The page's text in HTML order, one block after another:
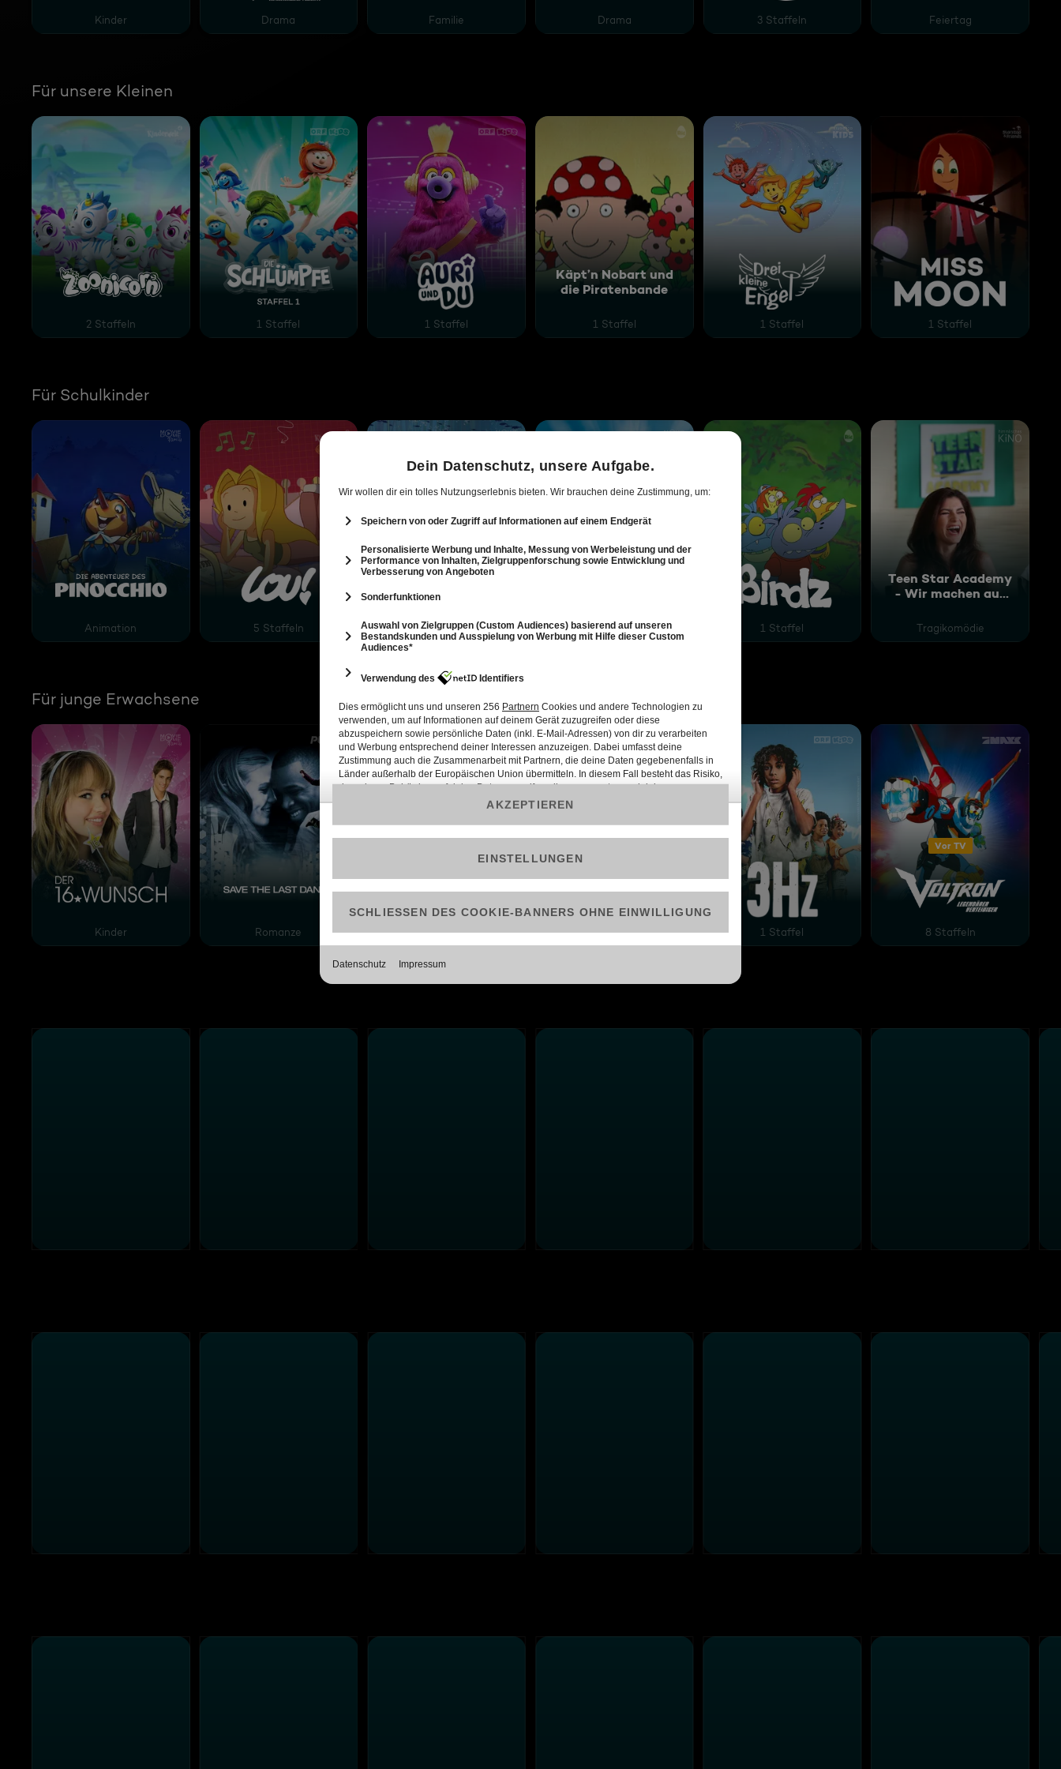
Kinder Drama Familie Drama 3 Staffeln Feiertag
Für unsere Kleinen
Zoonicorn
2 Staffeln
Die Schlümpfe Staffel 1
1 Staffel
AURI und du
1 Staffel
Käpt’n Nobart und
die Piratenbande
1 Staffel
Drei kleine Engel
1 Staffel
Miss Moon
1 Staffel
Für Schulkinder
Die Abenteuer von Pinocchio
Animation
Lou!
5 Staffeln
Ab ins Meer: Auf der Suche nach der verlorenen Perle
Animation
Löwe von Judah – Das Lamm, das die Welt rettete
Animation
Birdz
1 Staffel
Teen Star Academy
- Wir machen aus
Tragikomödie
Für junge Erwachsene
Der 16. Wunsch
Kinder
Save the Last Dance
Romanze
Wo der Wind weht
Abenteuer
Futurama
2 Staffeln
3 Hz
1 Staffel
Vor TV
Voltron: Legendärer
8 Staffeln